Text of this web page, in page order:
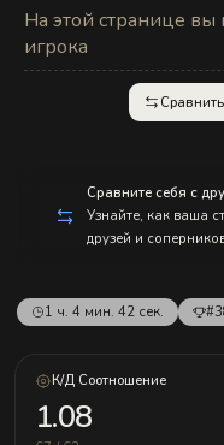
На этой странице вы
игрока
Сравнить
Сравните себя с
Узнайте, как ваша
друзей и
1 ч. 4 мин. 42 сек.
К/Д Соотношение
1.08
п
р
а
в